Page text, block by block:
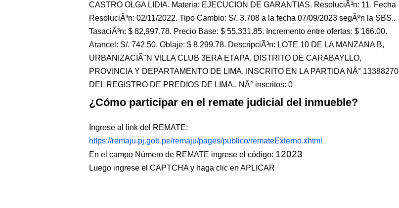
CASTRO OLGA LIDIA. Materia: EJECUCION DE GARANTIAS. ResoluciÃ³n: 11. Fecha
ResoluciÃ³n: 02/11/2022. Tipo Cambio: S/. 3.708 a la fecha 07/09/2023 segÃºn la SBS..
TasaciÃ³n: $ 82,997.78. Precio Base: $ 55,331.85. Incremento entre ofertas: $ 166.00.
Arancel: S/. 742.50. Oblaje: $ 8,299.78. DescripciÃ³n: LOTE 10 DE LA MANZANA B,
URBANIZACIÃ"N VILLA CLUB 3ERA ETAPA, DISTRITO DE CARABAYLLO,
PROVINCIA Y DEPARTAMENTO DE LIMA, INSCRITO EN LA PARTIDA NÂ° 13388270
DEL REGISTRO DE PREDIOS DE LIMA.. NÂ° inscritos: 0
¿Cómo participar en el remate judicial del inmueble?
Ingrese al link del REMATE:
https://remaju.pj.gob.pe/remaju/pages/publico/remateExterno.xhtml
En el campo Número de REMATE ingrese el código: 12023
Luego ingrese el CAPTCHA y haga clic en APLICAR